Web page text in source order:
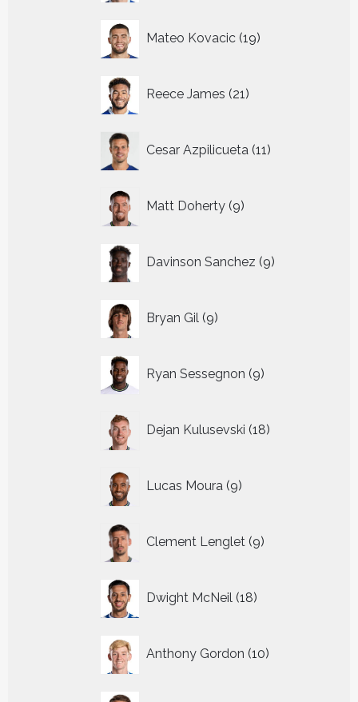
Mateo Kovacic 19
producten
Reece James 21
producten
Cesar Azpilicueta 11
producten
Matt Doherty 9
producten
Davinson Sanchez 9
producten
Bryan Gil 9
producten
Ryan Sessegnon 9
producten
Dejan Kulusevski 18
producten
Lucas Moura 9
producten
Clement Lenglet 9
producten
Dwight McNeil 18
producten
Anthony Gordon 10
producten